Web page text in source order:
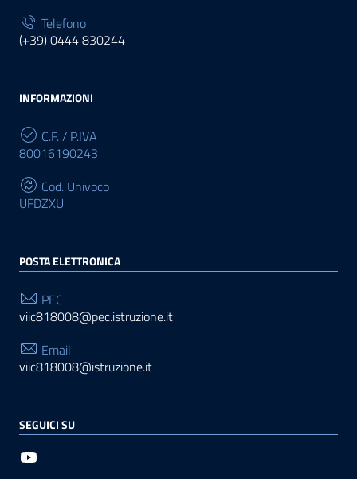
Telefono
(+39) 0444 830244
INFORMAZIONI
C.F. / P.IVA
80016190243
Cod. Univoco
UFDZXU
POSTA ELETTRONICA
PEC
viic818008@pec.istruzione.it
Email
viic818008@istruzione.it
SEGUICI SU